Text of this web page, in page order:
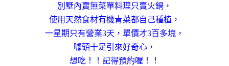
別墅內賣無菜單料理只賣火鍋，
使用天然食材有機青菜都自己種植，
一星期只有營業3天，單價才3百多塊，
噱頭十足引來好奇心，
想吃！！記得預約喔！！